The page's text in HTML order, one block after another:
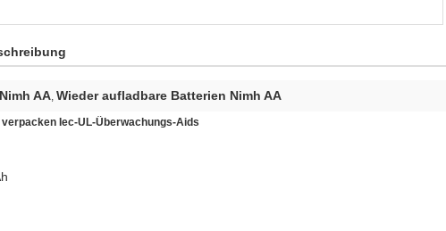
AA, Wieder aufladbare Batterien Nimh AA
Iec-UL-Überwachungs-Aids